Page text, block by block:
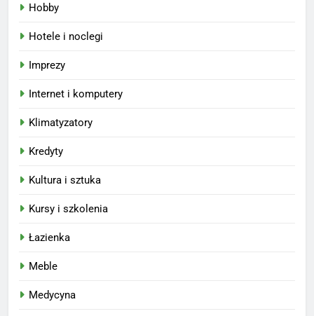
Hobby
Hotele i noclegi
Imprezy
Internet i komputery
Klimatyzatory
Kredyty
Kultura i sztuka
Kursy i szkolenia
Łazienka
Meble
Medycyna